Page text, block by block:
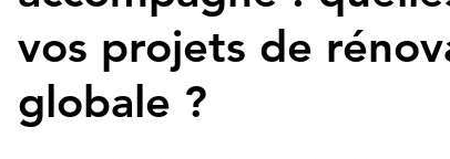
vos projets de
globale ?